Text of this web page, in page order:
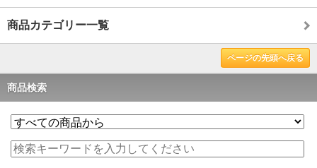
商品カテゴリー一覧
ページの先頭へ戻る
商品検索